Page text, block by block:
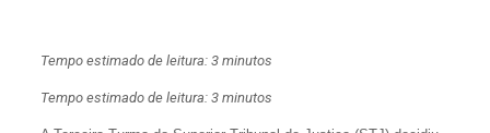
Tempo estimado de leitura: 3 minutos
Tempo estimado de leitura: 3 minutos